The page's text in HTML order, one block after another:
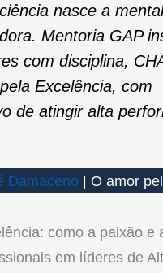
nasce a
Mentoria GAP
com disciplina,
Excelência, com
de atingir alta
Damaceno | O amor
como a paixão e
em líderes de